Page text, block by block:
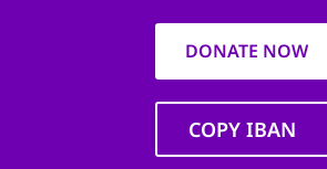
DONATE NOW
COPY IBAN